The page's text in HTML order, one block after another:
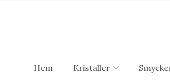
Hem Kristaller